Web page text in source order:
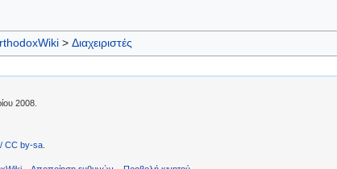
> Διαχειριστές
2008.
CC by-sa